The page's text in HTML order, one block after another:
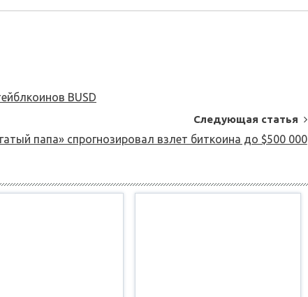
BUSD
Следующая статья
папа» спрогнозировал взлет биткоина до $500 000